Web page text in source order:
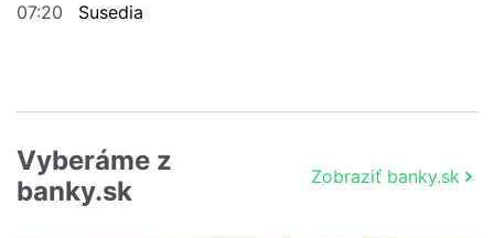
07:20
Susedia
Vyberáme z
banky.sk
Zobraziť banky.sk